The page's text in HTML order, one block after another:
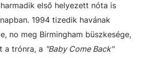
első helyezett nóta is
1994 tizedik havának
no meg Birmingham büszkesége,
a trónra, a "Baby Come Back"